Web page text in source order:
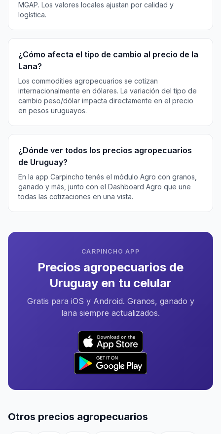
MGAP. Los valores locales ajustan por calidad y
logística.
¿Cómo afecta el tipo de cambio al precio de la
Lana?
Los commodities agropecuarios se cotizan
internacionalmente en dólares. La variación del tipo de
cambio peso/dólar impacta directamente en el precio
en pesos uruguayos.
¿Dónde ver todos los precios agropecuarios
de Uruguay?
En la app Carpincho tenés el módulo Agro con granos,
ganado y más, junto con el Dashboard Agro que une
todas las cotizaciones en una vista.
CARPINCHO APP
Precios agropecuarios de
Uruguay en tu celular
Gratis para iOS y Android. Granos, ganado y
lana siempre actualizados.
Otros precios agropecuarios